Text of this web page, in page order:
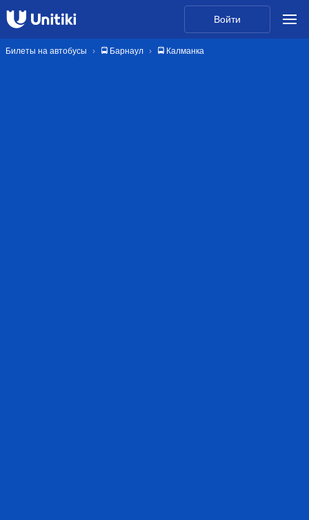
Войти
Билеты на автобусы 🚍 Барнаул 🚍 Калманка